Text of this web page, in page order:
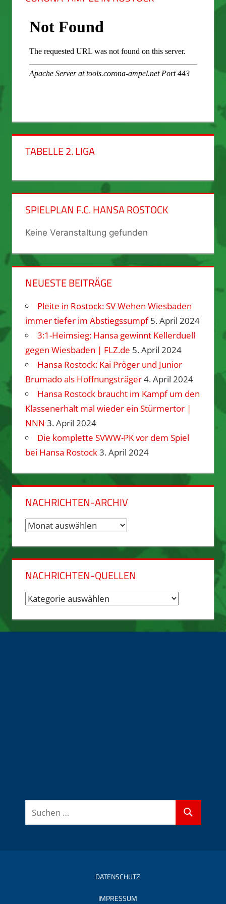
TABELLE 2. LIGA
SPIELPLAN F.C. HANSA ROSTOCK
Keine Veranstaltung gefunden
NEUESTE BEITRÄGE
Pleite in Rostock: SV Wehen Wiesbaden
immer tiefer im Abstiegssumpf 5. April 2024
3:1-Heimsieg: Hansa gewinnt Kellerduell
gegen Wiesbaden | FLZ.de 5. April 2024
Hansa Rostock: Kai Pröger und Junior
Brumado als Hoffnungsträger4. April 2024
Hansa Rostock braucht im Kampf um den
Klassenerhalt mal wieder ein Stürmertor |
NNN 3. April 2024
Die komplette SVWW-PK vor dem Spiel
bei Hansa Rostock3. April 2024
NACHRICHTEN-ARCHIV
Nachrichten-
NACHRICHTEN-QUELLEN
Nachrichten-
Suchen
nach:
Suchen
DATENSCHUTZ
IMPRESSUM